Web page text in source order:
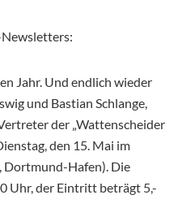
Jahr. Und endlich wieder
und Bastian Schlange,
der „Wattenscheider
den 15. Mai im
Dortmund-Hafen). Die
Uhr, der Eintritt beträgt 5,-